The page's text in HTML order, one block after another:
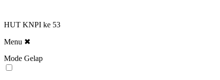
HUT KNPI ke 53
Menu ✖
Mode Gelap